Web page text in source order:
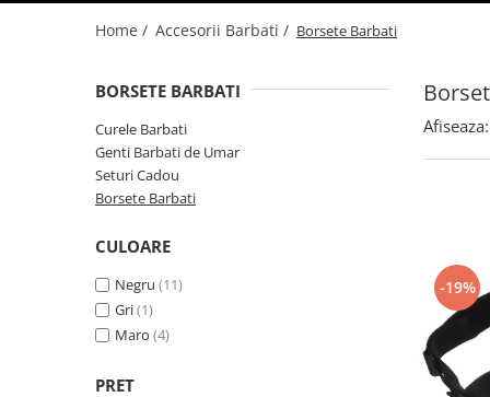
Genti multifunctionale mamici
Home / Accesorii Barbati / Borsete Barbati
BORSETE BARBATI
Curele Barbati
Genti Barbati de Umar
Seturi Cadou
Borsete Barbati
CULOARE
Negru (11)
Gri(1)
Maro (4)
PRET
Afiseaza:
-19%